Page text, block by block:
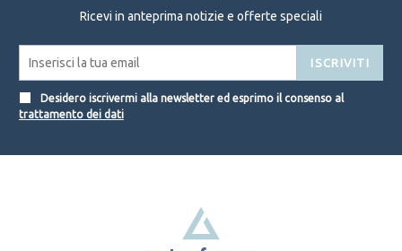
Ricevi in anteprima notizie e offerte speciali
ISCRIVITI
Desidero iscrivermi alla newsletter ed esprimo il consenso al
trattamento dei dati